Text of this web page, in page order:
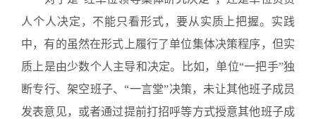
人个人决定，不能只看形式，要从实质上把握。实践
中，有的虽然在形式上履行了单位集体决策程序，但实
质上是由少数个人主导和决定。比如，单位“一把手”独
断专行、架空班子、“一言堂”决策，未让其他班子成员
发表意见，或者通过提前打招呼等方式授意其他班子成